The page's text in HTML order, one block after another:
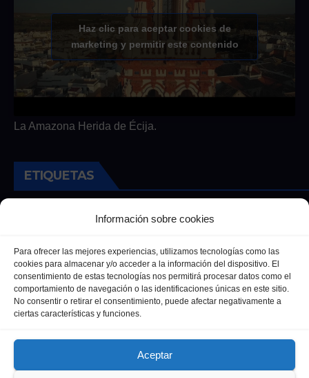
Información sobre cookies
Para ofrecer las mejores experiencias, utilizamos tecnologías como las
cookies para almacenar y/o acceder a la información del dispositivo. El
consentimiento de estas tecnologías nos permitirá procesar datos como el
comportamiento de navegación o las identificaciones únicas en este sitio.
No consentir o retirar el consentimiento, puede afectar negativamente a
ciertas características y funciones.
Aceptar
Haz clic para aceptar cookies de
marketing y permitir este contenido
La Amazona Herida de Écija.
ETIQUETAS
Andalucía Cultura Deportes